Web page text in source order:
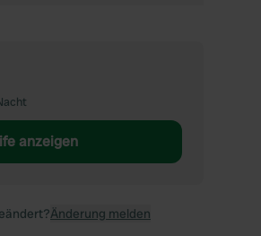
anzeigen
Änderung melden